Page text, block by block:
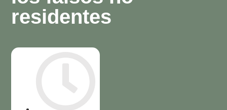
residentes